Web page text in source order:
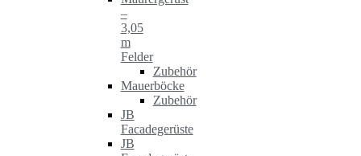
–
3,05
m
Felder
Zubehör
Mauerböcke
Zubehör
JB
Facadegerüste
JB